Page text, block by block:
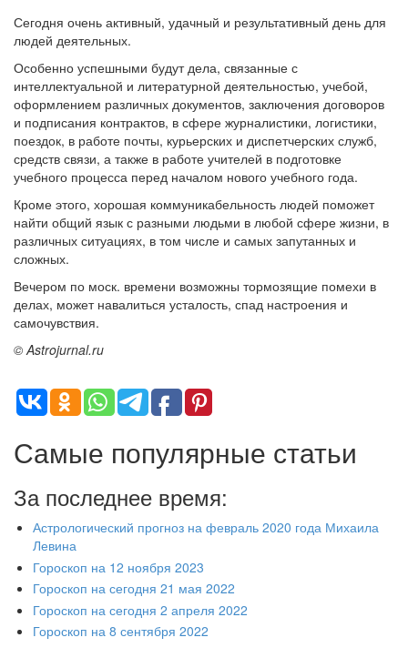
Сегодня очень активный, удачный и результативный день для
людей деятельных.
Особенно успешными будут дела, связанные с
интеллектуальной и литературной деятельностью, учебой,
оформлением различных документов, заключения договоров
и подписания контрактов, в сфере журналистики, логистики,
поездок, в работе почты, курьерских и диспетчерских служб,
средств связи, а также в работе учителей в подготовке
учебного процесса перед началом нового учебного года.
Кроме этого, хорошая коммуникабельность людей поможет
найти общий язык с разными людьми в любой сфере жизни, в
различных ситуациях, в том числе и самых запутанных и
сложных.
Вечером по моск. времени возможны тормозящие помехи в
делах, может навалиться усталость, спад настроения и
самочувствия.
© Astrojurnal.ru
Самые популярные статьи
За последнее время:
Астрологический прогноз на февраль 2020 года Михаила
Левина
Гороскоп на 12 ноября 2023
Гороскоп на сегодня 21 мая 2022
Гороскоп на сегодня 2 апреля 2022
Гороскоп на 8 сентября 2022